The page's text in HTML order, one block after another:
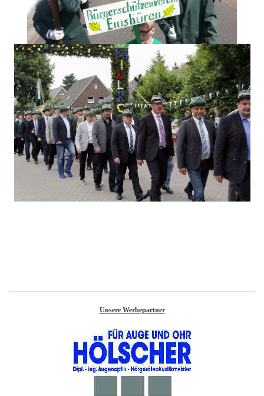
Unsere Werbepartner